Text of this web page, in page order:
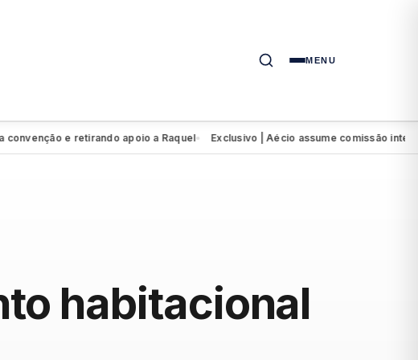
MENU
e retirando apoio a Raquel ● Exclusivo | Aécio assume comissão
habitacional